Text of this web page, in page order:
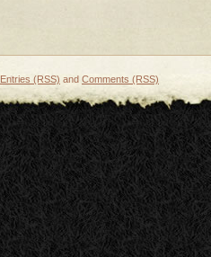
Entries (RSS) and Comments (RSS)